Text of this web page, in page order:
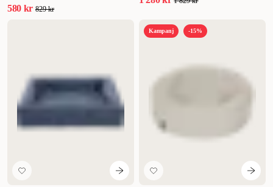
580 kr 829 kr
Kampanj -15%